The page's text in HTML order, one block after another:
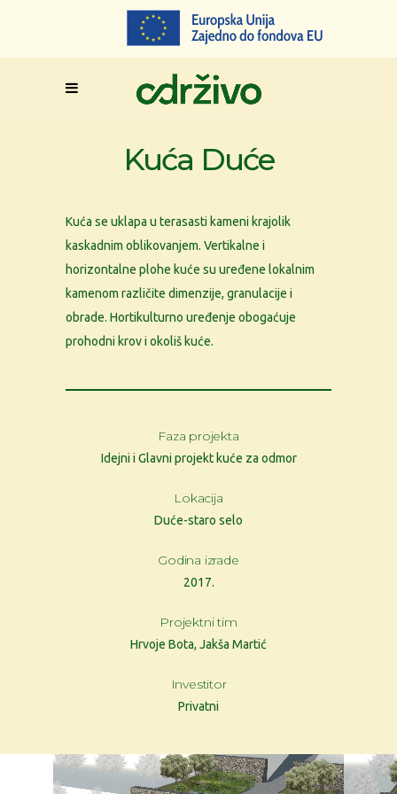
Kuća Duće
Kuća se uklapa u terasasti kameni krajolik
kaskadnim oblikovanjem. Vertikalne i
horizontalne plohe kuće su uređene lokalnim
kamenom različite dimenzije, granulacije i
obrade. Hortikulturno uređenje obogaćuje
prohodni krov i okoliš kuće.
Faza projekta
Idejni i Glavni projekt kuće za odmor
Lokacija
Duće-staro selo
Godina izrade
2017.
Projektni tim
Hrvoje Bota, Jakša Martić
Investitor
Privatni